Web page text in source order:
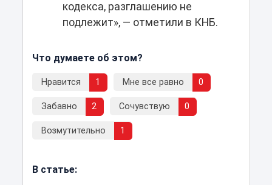
кодекса, разглашению не
подлежит», — отметили в КНБ.
Что думаете об этом?
Нравится 1 Мне все равно 0
Забавно 2 Сочувствую 0
Возмутительно 1
В статье: